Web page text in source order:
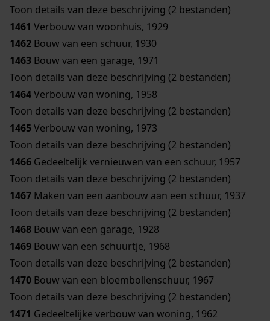
Toon details van deze beschrijving (2 bestanden)
1461 Verbouw van woonhuis, 1929
1462 Bouw van een schuur, 1930
1463 Bouw van een garage, 1971
Toon details van deze beschrijving (2 bestanden)
1464Verbouw van woning, 1958
Toon details van deze beschrijving (2 bestanden)
1465Verbouw van woning, 1973
Toon details van deze beschrijving (2 bestanden)
1466 Gedeeltelijk vernieuwen van een schuur, 1957
Toon details van deze beschrijving (2 bestanden)
1467 Maken van een aanbouw aan een schuur, 1937
Toon details van deze beschrijving (2 bestanden)
1468 Bouw van een garage, 1928
1469 Bouw van een schuurtje, 1968
Toon details van deze beschrijving (2 bestanden)
1470 Bouw van een bloembollenschuur, 1967
Toon details van deze beschrijving (2 bestanden)
1471 Gedeeltelijke verbouw van woning, 1962